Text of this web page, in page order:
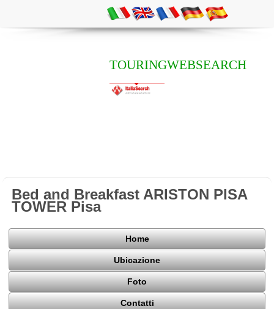
TOURINGWEBSEARCH
Bed and Breakfast ARISTON PISA
TOWER Pisa
Home
Ubicazione
Foto
Contatti